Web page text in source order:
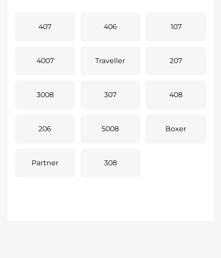
407 406 107
4007 Traveller 207
3008 307 408
206 5008 Boxer
Partner 308